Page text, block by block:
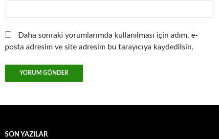
Daha sonraki yorumlarımda kullanılması için adım, e-
posta adresim ve site adresim bu tarayıcıya kaydedilsin.
SON YAZILAR